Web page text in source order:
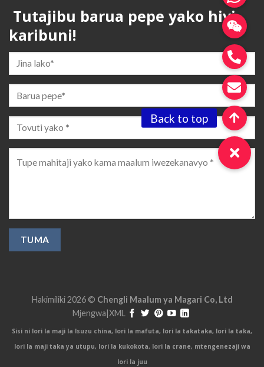
inauzwa
mizigo
Isuzu
QL1110ANLA
Tutajibu barua pepe yako hivi
karibuni!
Hakimiliki 2026 © Chengli Maalum ya Magari Co, Ltd
Mjengwa|XML
Sisi ni lori la maji la Isuzu china, lori la mafuta, lori la takataka, lori la taka,
lori la maji taka ya utupu, lori la kukokota, lori la crane, mtengenezaji wa
lori la juu